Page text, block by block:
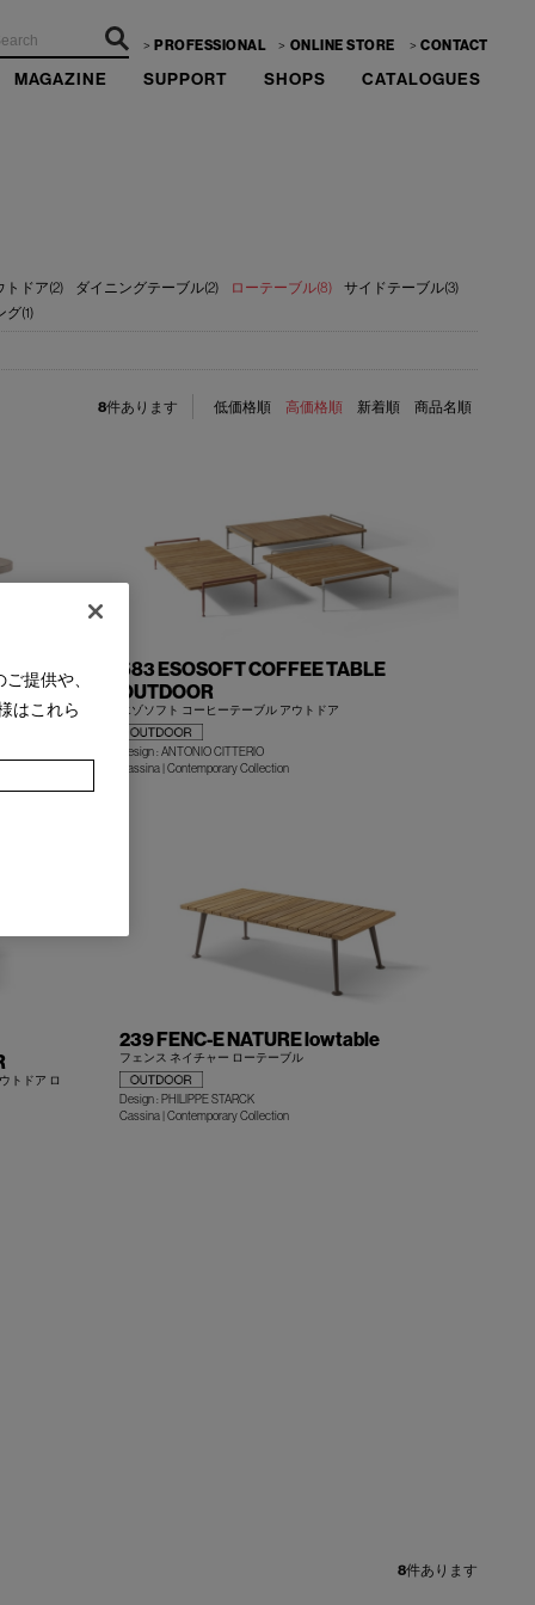
PROFESSIONAL ONLINE STORE CONTACT
MAGAZINE SUPPORT SHOPS CATALOGUES
トドア(2) ダイニングテーブル(2) ローテーブル(8)
サイドテーブル(3)
(1)
低価格順 高価格順 新着順 商品名順
8件あります
583 ESOSOFT COFFEE TABLE
OUTDOOR
エゾソフト コーヒーテーブル アウトドア
Design : ANTONIO CITTERIO
Cassina | Contemporary Collection
トドア ロ
239 FENC-E NATURE lowtable
フェンス ネイチャー ローテーブル
Design : PHILIPPE STARCK
Cassina | Contemporary Collection
8件あります
提供や、
はこれら